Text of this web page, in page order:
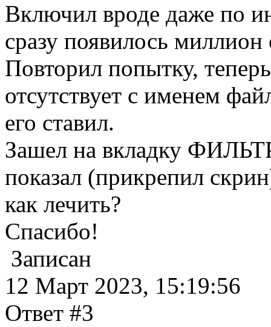
Включил вроде даже по
сразу появилось миллион
Повторил попытку,
отсутствует с именем
его ставил.
Зашел на вкладку
показал (прикрепил
как лечить?
Спасибо!
Записан
12 Март 2023, 15:19:56
Ответ #3